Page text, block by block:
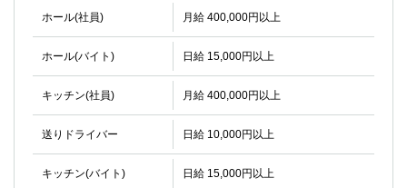
ホール(社員) 月給 400,000円以上
ホール(バイト) 日給 15,000円以上
キッチン(社員) 月給 400,000円以上
送りドライバー 日給 10,000円以上
キッチン(バイト) 日給 15,000円以上